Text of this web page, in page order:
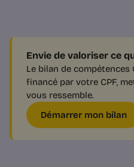
Envie de valoriser ce
Le bilan de compétences
financé par votre CPF,
vous ressemble.
Démarrer mon bilan